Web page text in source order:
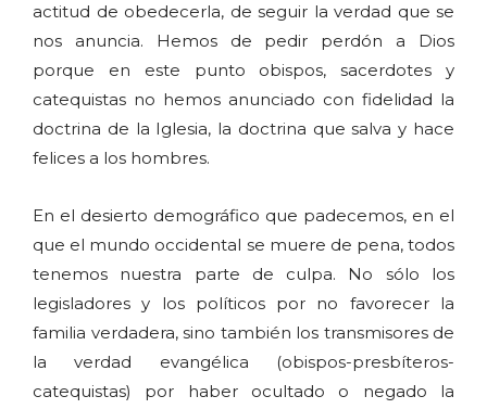
actitud de obedecerla, de seguir la verdad que se
nos anuncia. Hemos de pedir perdón a Dios
porque en este punto obispos, sacerdotes y
catequistas no hemos anunciado con fidelidad la
doctrina de la Iglesia, la doctrina que salva y hace
felices a los hombres.
En el desierto demográfico que padecemos, en el
que el mundo occidental se muere de pena, todos
tenemos nuestra parte de culpa. No sólo los
legisladores y los políticos por no favorecer la
familia verdadera, sino también los transmisores de
la verdad evangélica (obispos-presbíteros-
catequistas) por haber ocultado o negado la